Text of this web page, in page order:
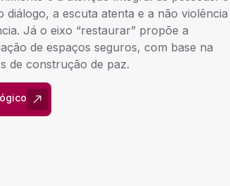
diálogo, a escuta atenta e a não violência
Já o eixo “restaurar” propõe a
de espaços seguros, com base na
de construção de paz.